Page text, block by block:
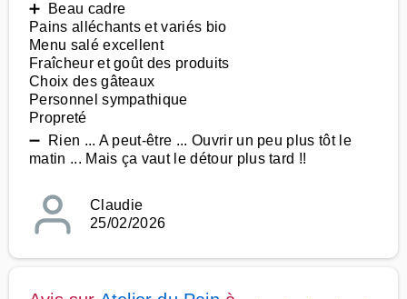
➕ Beau cadre
Pains alléchants et variés bio
Menu salé excellent
Fraîcheur et goût des produits
Choix des gâteaux
Personnel sympathique
Propreté
➖ Rien ... A peut-être ... Ouvrir un peu plus tôt le
matin ... Mais ça vaut le détour plus tard !!
Claudie
25/02/2026